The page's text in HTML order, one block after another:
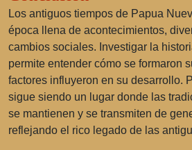
Los antiguos tiempos de Papua
época llena de acontecimientos,
cambios sociales. Investigar la
permite entender cómo se formaron
factores influyeron en su desarrollo.
sigue siendo un lugar donde las
se mantienen y se transmiten de
reflejando el rico legado de las